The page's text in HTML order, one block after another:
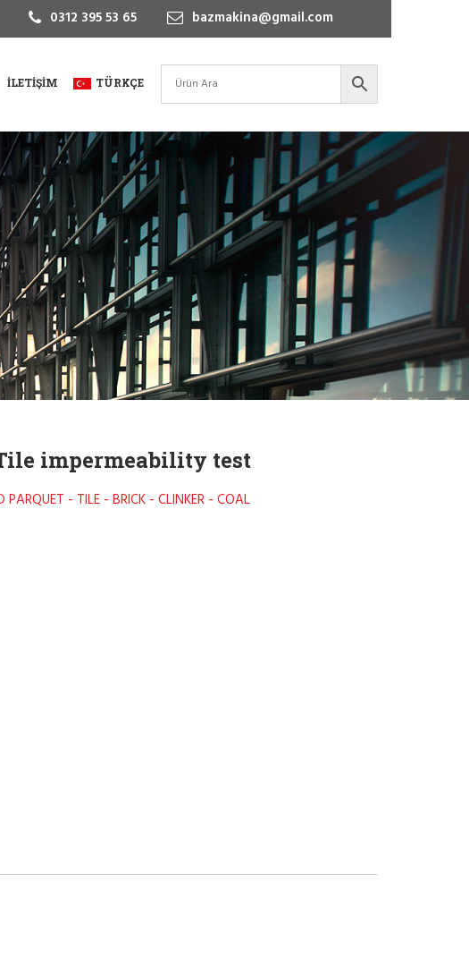
0312 395 53 65 bazmakina@gmail.com
İLETIŞIM TÜRKÇE
impermeability test
PARQUET - TILE - BRICK - CLINKER - COAL